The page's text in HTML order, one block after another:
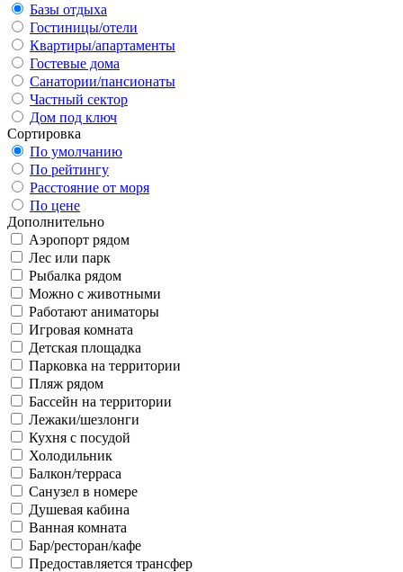
Базы отдыха
Гостиницы/отели
Квартиры/апартаменты
Гостевые дома
Санатории/пансионаты
Частный сектор
Дом под ключ
Сортировка
По умолчанию
По рейтингу
Расстояние от моря
По цене
Дополнительно
Аэропорт рядом
Лес или парк
Рыбалка рядом
Можно с животными
Работают аниматоры
Игровая комната
Детская площадка
Парковка на территории
Пляж рядом
Бассейн на территории
Лежаки/шезлонги
Кухня с посудой
Холодильник
Балкон/терраса
Санузел в номере
Душевая кабина
Ванная комната
Бар/ресторан/кафе
Предоставляется трансфер